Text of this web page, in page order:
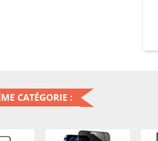
CATÉGORIE :